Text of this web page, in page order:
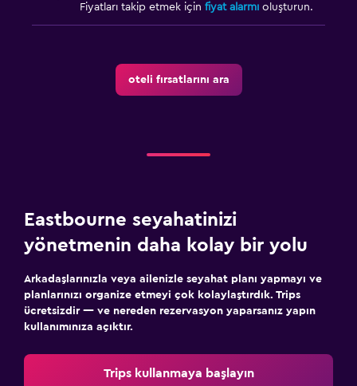
Fiyatları takip etmek için fiyat alarmı oluşturun.
oteli fırsatlarını ara
Eastbourne seyahatinizi
yönetmenin daha kolay bir yolu
Arkadaşlarınızla veya ailenizle seyahat planı yapmayı ve
planlarınızı organize etmeyi çok kolaylaştırdık. Trips
ücretsizdir — ve nereden rezervasyon yaparsanız yapın
kullanımınıza açıktır.
Trips kullanmaya başlayın